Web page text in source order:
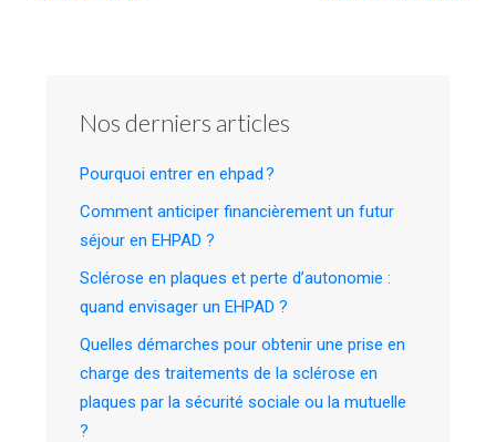
Nos derniers articles
Pourquoi entrer en ehpad ?
Comment anticiper financièrement un futur
séjour en EHPAD ?
Sclérose en plaques et perte d’autonomie :
quand envisager un EHPAD ?
Quelles démarches pour obtenir une prise en
charge des traitements de la sclérose en
plaques par la sécurité sociale ou la mutuelle
?